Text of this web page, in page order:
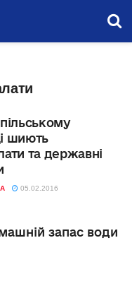
шиють
та державні
05.02.2016
запас води